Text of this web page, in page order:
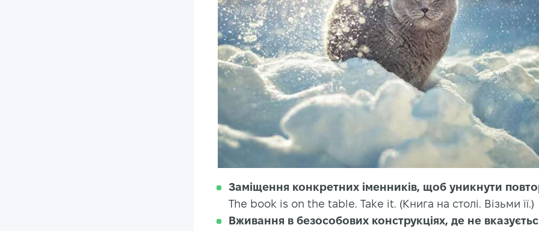
Заміщення конкретних іменників, щоб уникнути
The book is on the table. Take it. (Книга на столі. Візьми її.)
Вживання в безособових конструкціях, де не